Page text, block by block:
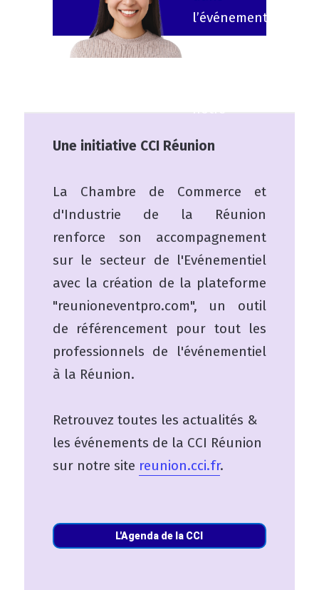
l’événementiel
& vous
Une initiative CCI Réunion
La Chambre de Commerce et
d'Industrie de la Réunion
renforce son accompagnement
sur le secteur de l'Evénementiel
avec la création de la plateforme
"reunioneventpro.com", un outil
de référencement pour tout les
professionnels de l'événementiel
à la Réunion.
Retrouvez toutes les actualités &
les événements de la CCI Réunion
sur notre site reunion.cci.fr.
L'Agenda de la CCI